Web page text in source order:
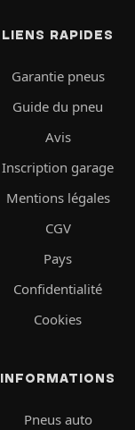
LIENS RAPIDES
Garantie pneus
Guide du pneu
Avis
Inscription garage
Mentions légales
CGV
Pays
Confidentialité
Cookies
INFORMATIONS
Pneus auto